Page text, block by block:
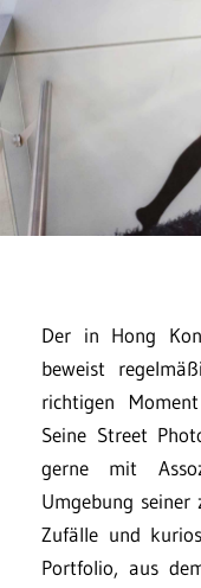
Der in Hong
beweist
richtigen
Seine Street
gerne mit
Umgebung seiner
Zufälle und
Portfolio, aus